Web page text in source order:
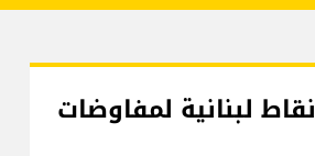
تصعيد اسرائيلي خطير يحاصر المساعي لوقف النار.. 5 نقاط لبنانية لمفاوضات